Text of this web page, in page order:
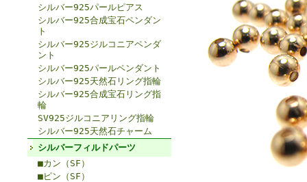
シルバー925パールピアス
シルバー925合成宝石ペンダン
ト
シルバー925ジルコニアペンダ
ント
シルバー925パールペンダント
シルバー925天然石リング指輪
シルバー925合成宝石リング指
輪
SV925ジルコニアリング指輪
シルバー925天然石チャーム
シルバーフィルドパーツ
■カン（SF）
■ピン（SF）